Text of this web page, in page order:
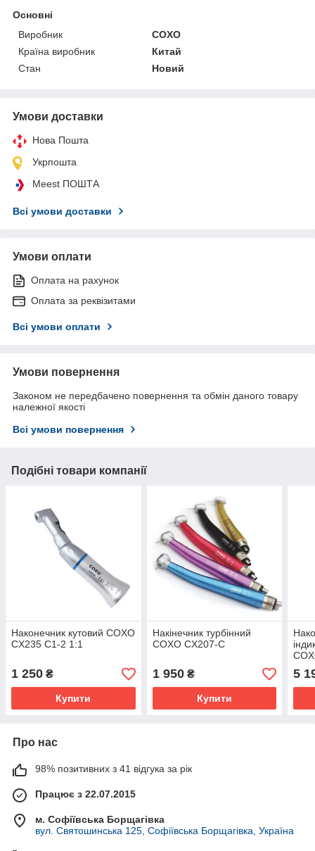
Основні
Виробник
COXO
Країна виробник
Китай
Стан
Новий
Умови доставки
Нова Пошта
Укрпошта
Meest ПОШТА
Всі умови доставки
Умови оплати
Оплата на рахунок
Оплата за реквізитами
Всі умови оплати
Умови повернення
Законом не передбачено повернення та обмін даного товару
належної якості
Всі умови повернення
Подібні товари компанії
Наконечник кутовий COXO
CX235 C1-2 1:1
1 250 ₴
Купити
Накінечник турбінний
COXO CX207-C
1 950₴
Купити
M4
5
Про нас
98% позитивних з 41 відгука за рік
Працює з 22.07.2015
м. Софіївська Борщагівка
вул. Святошинська 125, Софіївська Борщагівка, Україна